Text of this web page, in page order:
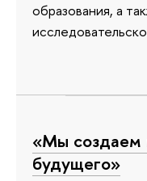
образования, а
«Мы создаем
будущего»